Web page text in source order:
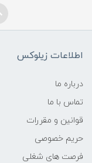
اطلاعات زیلوکس
درباره ما
تماس با ما
قوانین و مقررات
حریم خصوصی
فرصت های شغلی